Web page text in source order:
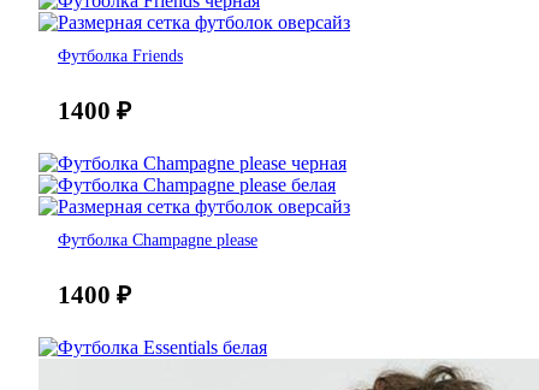
Футболка Friends
1400 ₽
Футболка Champagne please
1400 ₽